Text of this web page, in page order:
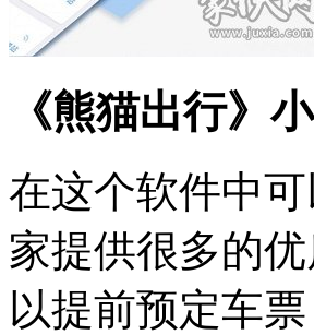
《熊猫出行》
在这个软件中
家提供很多的
以提前预定车